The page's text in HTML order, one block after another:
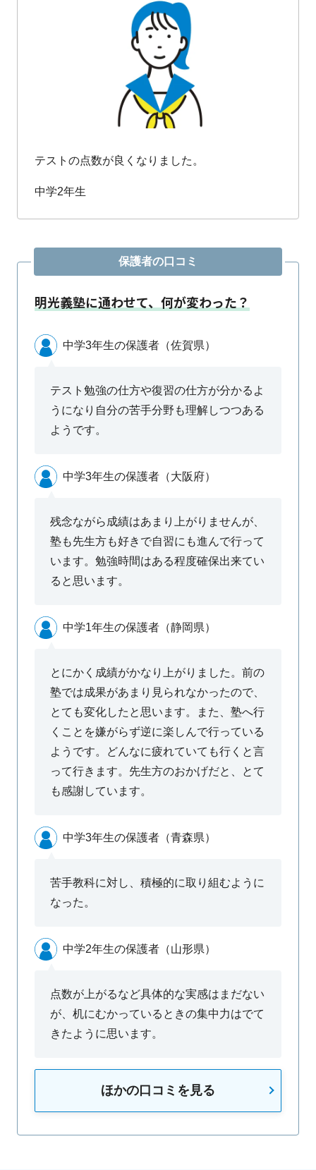
テストの点数が良くなりました。
中学2年生
保護者の口コミ
明光義塾に通わせて、何が変わった？
テスト勉強の仕方や復習の仕方が分かるよ
うになり自分の苦手分野も理解しつつある
ようです。
中学3年生の保護者（佐賀県）
残念ながら成績はあまり上がりませんが、
塾も先生方も好きで自習にも進んで行って
います。勉強時間はある程度確保出来てい
ると思います。
中学3年生の保護者（大阪府）
とにかく成績がかなり上がりました。前の
塾では成果があまり見られなかったので、
とても変化したと思います。また、塾へ行
くことを嫌がらず逆に楽しんで行っている
ようです。どんなに疲れていても行くと言
って行きます。先生方のおかげだと、とて
も感謝しています。
中学1年生の保護者（静岡県）
苦手教科に対し、積極的に取り組むように
なった。
中学3年生の保護者（青森県）
点数が上がるなど具体的な実感はまだない
が、机にむかっているときの集中力はでて
きたように思います。
中学2年生の保護者（山形県）
ほかの口コミを見る